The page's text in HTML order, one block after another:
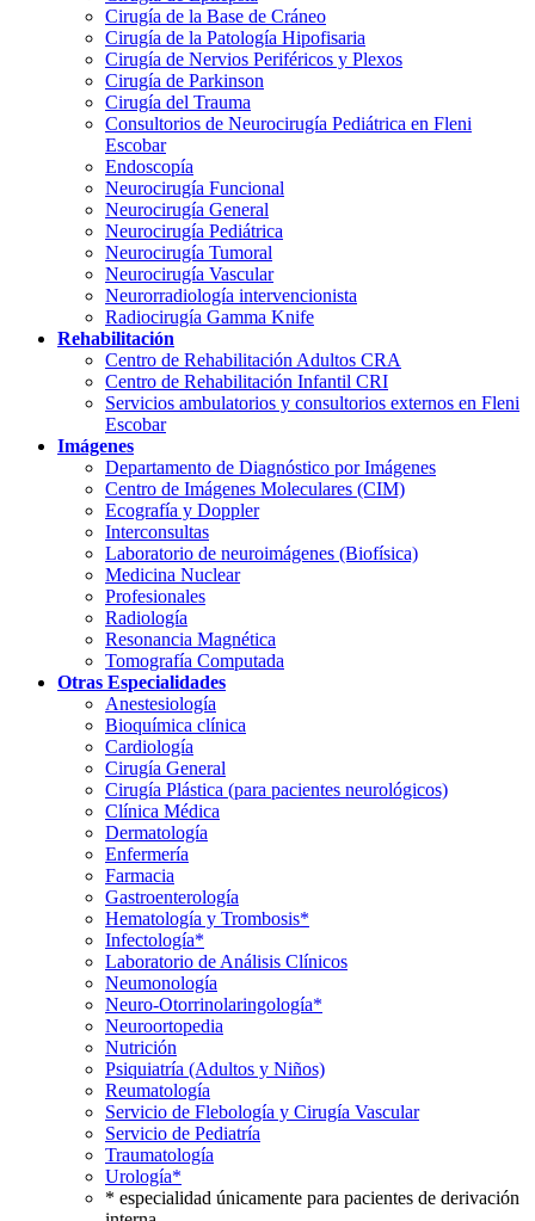
Cirugía de la Base de Cráneo
Cirugía de la Patología Hipofisaria
Cirugía de Nervios Periféricos y Plexos
Cirugía de Parkinson
Cirugía del Trauma
Consultorios de Neurocirugía Pediátrica en Fleni
Escobar
Endoscopía
Neurocirugía Funcional
Neurocirugía General
Neurocirugía Pediátrica
Neurocirugía Tumoral
Neurocirugía Vascular
Neurorradiología intervencionista
Radiocirugía Gamma Knife
Rehabilitación
Centro de Rehabilitación Adultos CRA
Centro de Rehabilitación Infantil CRI
Servicios ambulatorios y consultorios externos en Fleni
Escobar
Imágenes
Departamento de Diagnóstico por Imágenes
Centro de Imágenes Moleculares (CIM)
Ecografía y Doppler
Interconsultas
Laboratorio de neuroimágenes (Biofísica)
Medicina Nuclear
Profesionales
Radiología
Resonancia Magnética
Tomografía Computada
Otras Especialidades
Anestesiología
Bioquímica clínica
Cardiología
Cirugía General
Cirugía Plástica (para pacientes neurológicos)
Clínica Médica
Dermatología
Enfermería
Farmacia
Gastroenterología
Hematología y Trombosis*
Infectología*
Laboratorio de Análisis Clínicos
Neumonología
Neuro-Otorrinolaringología*
Neuroortopedia
Nutrición
Psiquiatría (Adultos y Niños)
Reumatología
Servicio de Flebología y Cirugía Vascular
Servicio de Pediatría
Traumatología
Urología*
* especialidad únicamente para pacientes de derivación